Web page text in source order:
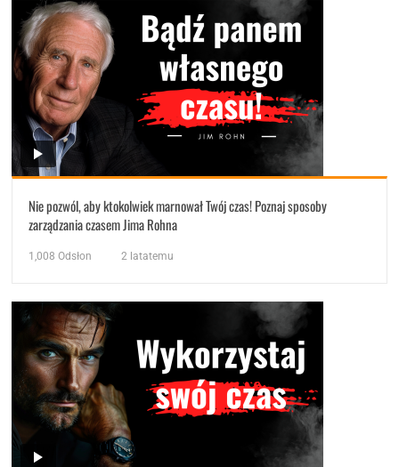
Nie pozwól, aby ktokolwiek marnował Twój czas! Poznaj sposoby
zarządzania czasem Jima Rohna
1,008 Odsłon 2 latatemu